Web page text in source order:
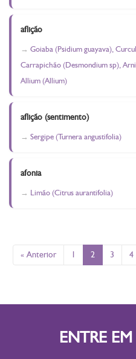
aflição
Goiaba (Psidium guayava),
Carrapichão (Desmondium sp),
Allium (Allium)
aflição (sentimento)
Sergipe (Turnera angustifolia)
afonia
Limão (Citrus aurantifolia)
« Anterior 1 2 3 4
ENTRE